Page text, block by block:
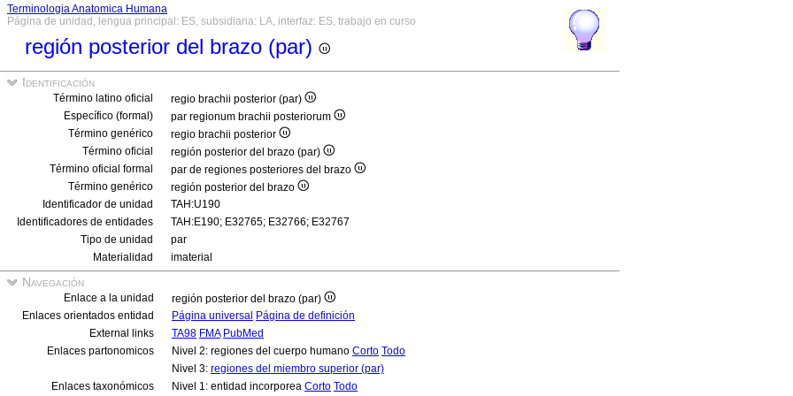
Terminologia Anatomica Humana
Página de unidad, lengua principal: ES, subsidiaria: LA, interfaz: ES, trabajo en curso
región posterior del brazo (par)
Identificación
Término latino oficial
regio brachii posterior (par)
Específico (formal)
par regionum brachii posteriorum
Término genérico
regio brachii posterior
Término oficial
región posterior del brazo (par)
Término oficial formal
par de regiones posteriores del brazo
Término genérico
región posterior del brazo
Identificador de unidad
TAH:U190
Identificadores de entidades
TAH:E190; E32765; E32766; E32767
Tipo de unidad
par
Materialidad
imaterial
Navegación
Enlace a la unidad
región posterior del brazo (par)
Enlaces orientados entidad
Página universal Página de definición
External links
TA98 FMA PubMed
Enlaces partonomicos
Nivel 2: regiones del cuerpo humano Corto Todo
Nivel 3: regiones del miembro superior (par)
Enlaces taxonómicos
Nivel 1: entidad incorporea Corto Todo